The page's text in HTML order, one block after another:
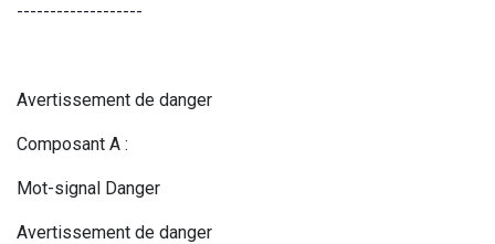
-------------------
Avertissement de danger
Composant A :
Mot-signal Danger
Avertissement de danger